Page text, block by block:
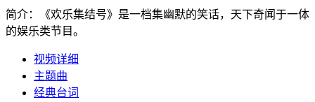
简介：
《欢乐集结号》是一档集幽默的笑话，天下奇闻于一体
的娱乐类节目。
视频详细
主题曲
经典台词